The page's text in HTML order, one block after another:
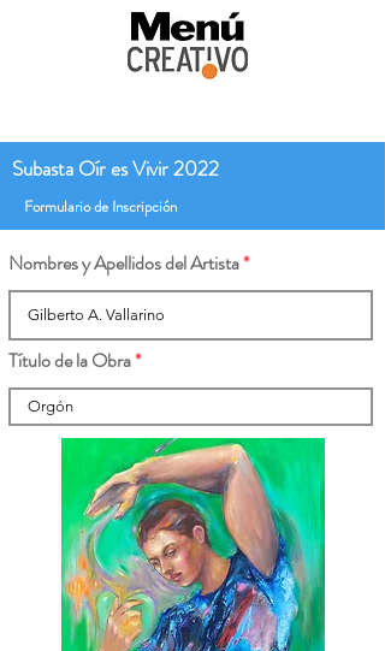
Subasta Oír es Vivir 2022
Formulario de Inscripción
Nombres y Apellidos del Artista
Título de la Obra